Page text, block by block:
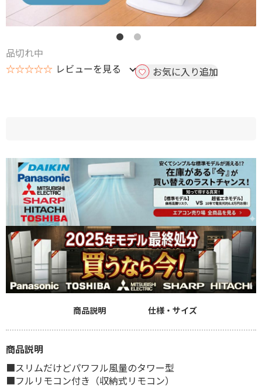
品切れ中
☆☆☆☆☆ レビューを見る お気に入り追加
商品説明 仕様・サイズ
商品説明
■スリムだけどパワフル風量のタワー型
■フルリモコン付き（収納式リモコン）